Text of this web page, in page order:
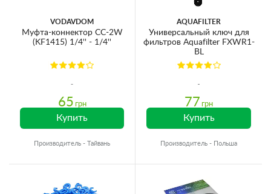
VODAVDOM
Муфта-коннектор CC-2W
(KF1415) 1/4'' - 1/4''
65 грн
Купить
Производитель - Тайвань
AQUAFILTER
Универсальный ключ для
фильтров Aquafilter FXWR1-
BL
77 грн
Купить
Производитель - Польша